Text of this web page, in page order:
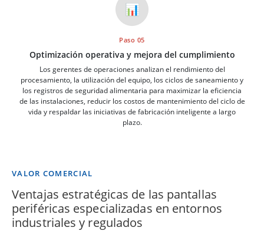
📊
Paso 05
Optimización operativa y mejora del cumplimiento
Los gerentes de operaciones analizan el rendimiento del
procesamiento, la utilización del equipo, los ciclos de saneamiento y
los registros de seguridad alimentaria para maximizar la eficiencia
de las instalaciones, reducir los costos de mantenimiento del ciclo de
vida y respaldar las iniciativas de fabricación inteligente a largo
plazo.
VALOR COMERCIAL
Ventajas estratégicas de las pantallas
periféricas especializadas en entornos
industriales y regulados